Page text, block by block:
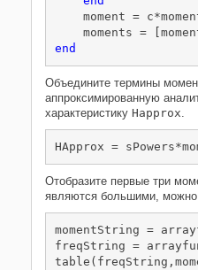
moment =
end
Объедините термины
аппроксимированную
характеристику Happrox
HApprox =
Отобразите первые три
являются большими, можно
momentString =
freqString =